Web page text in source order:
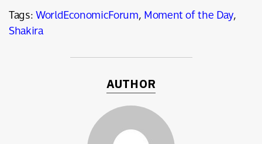
Tags:WorldEconomicForum,Moment of the Day,
Shakira
AUTHOR
TWEET LINE